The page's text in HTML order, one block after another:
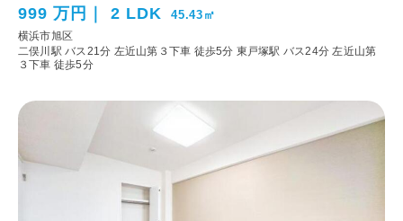
999 万円 2 LDK 45.43㎡
横浜市旭区
二俣川駅 バス21分 左近山第３下車 徒歩5分 東戸塚駅 バス24分 左近山第
３下車 徒歩5分